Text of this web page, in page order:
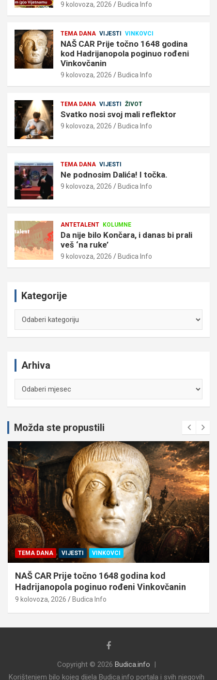
9 kolovoza, 2026 Budica Info
TEMA DANA VIJESTI VINKOVCI
NAŠ CAR Prije točno 1648 godina
kod Hadrijanopola poginuo rođeni
Vinkovčanin
9 kolovoza, 2026 Budica Info
TEMA DANA VIJESTI ŽIVOT
Svatko nosi svoj mali reflektor
9 kolovoza, 2026 Budica Info
TEMA DANA VIJESTI
Ne podnosim Dalića! I točka.
9 kolovoza, 2026 Budica Info
ANTETALENT KOLUMNE
Da nije bilo Končara, i danas bi prali
veš ‘na ruke’
9 kolovoza, 2026 Budica Info
Kategorije
Arhiva
Možda ste propustili
TEMA DANA VIJESTI VINKOVCI
NAŠ CAR Prije točno 1648 godina kod
Hadrijanopola poginuo rođeni Vinkovčanin
9 kolovoza, 2026 Budica Info
Copyright © 2026 Budica.info
Korištenjem bilo kojeg dijela Budica.info portala i svih njegovih